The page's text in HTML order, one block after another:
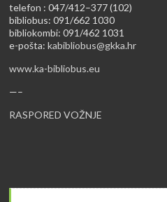
telefon : 047/412–377 (102)
bibliobus: 091/662 1030
bibliokombi: 091/462 1031
e-pošta:kabibliobus@gkka.hr
www.ka-bibliobus.eu
—–
RASPORED VOŽNJE